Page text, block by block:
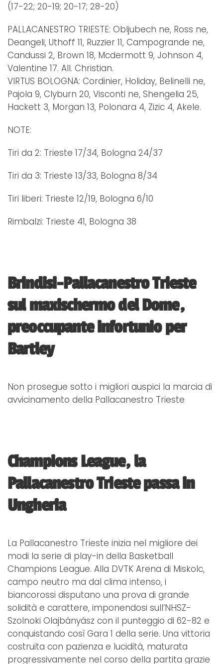
(17-22; 20-19; 20-17; 28-20)
PALLACANESTRO TRIESTE: Obljubech ne, Ross ne,
Deangeli, Uthoff 11, Ruzzier 11, Campogrande ne,
Candussi 2, Brown 18, Mcdermott 9, Johnson 4,
Valentine 17. All. Christian.
VIRTUS BOLOGNA: Cordinier, Holiday, Belinelli ne,
Pajola 9, Clyburn 20, Visconti ne, Shengelia 25,
Hackett 3, Morgan 13, Polonara 4, Zizic 4, Akele.
NOTE:
Tiri da 2: Trieste 17/34, Bologna 24/37
Tiri da 3: Trieste 13/33, Bologna 8/34
Tiri liberi: Trieste 12/19, Bologna 6/10
Rimbalzi: Trieste 41, Bologna 38
Brindisi-Pallacanestro Trieste
sul maxischermo del Dome,
preoccupante infortunio per
Bartley
Non prosegue sotto i migliori auspici la marcia di
avvicinamento della Pallacanestro Trieste
Champions League, la
Pallacanestro Trieste passa in
Ungheria
La Pallacanestro Trieste inizia nel migliore dei
modi la serie di play-in della Basketball
Champions League. Alla DVTK Arena di Miskolc,
campo neutro ma dal clima intenso, i
biancorossi disputano una prova di grande
solidità e carattere, imponendosi sull’NHSZ-
Szolnoki Olajbányász con il punteggio di 62-82 e
conquistando così Gara 1 della serie. Una vittoria
costruita con pazienza e lucidità, maturata
progressivamente nel corso della partita grazie